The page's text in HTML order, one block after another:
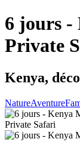
6 jours -
Private
Kenya,
NatureAventure